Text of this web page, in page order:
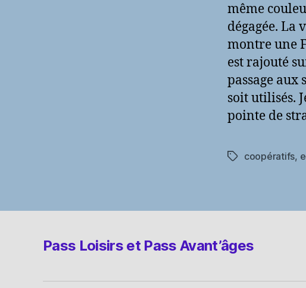
même
dégagée. La
montre une
est rajouté
passage aux
soit utilisés.
pointe de
Étiquettes
coopératifs,
Pass Loisirs et Pass Avant’âges